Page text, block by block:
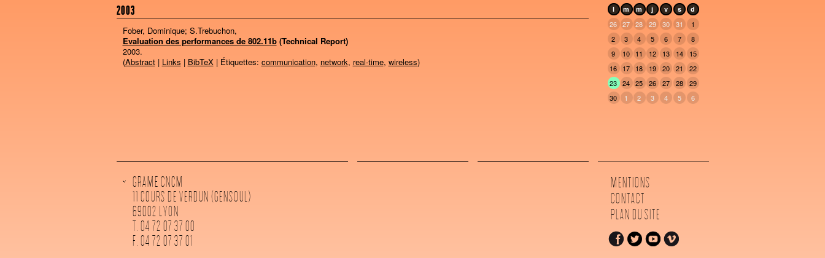
2003
Fober, Dominique; S.Trebuchon,
Evaluation des performances de 802.11b (Technical Report)
2003.
(Abstract| Links | BibTeX| Étiquettes: communication, network, real-time, wireless)
l m m j v s d
26 27 28 29 30 31
1
2
3 4 5 6 7
8
9
10 11 12 13 14
15
16
17 18 19 20 21
22
23 24 25 26 27 28
29
30
1 2 3 4 5 6
GRAME CNCM
11 COURS DE VERDUN (GENSOUL)
69002 LYON
T. 04 72 07 37 00
F. 04 72 07 37 01
MENTIONS
CONTACT
PLAN DU SITE